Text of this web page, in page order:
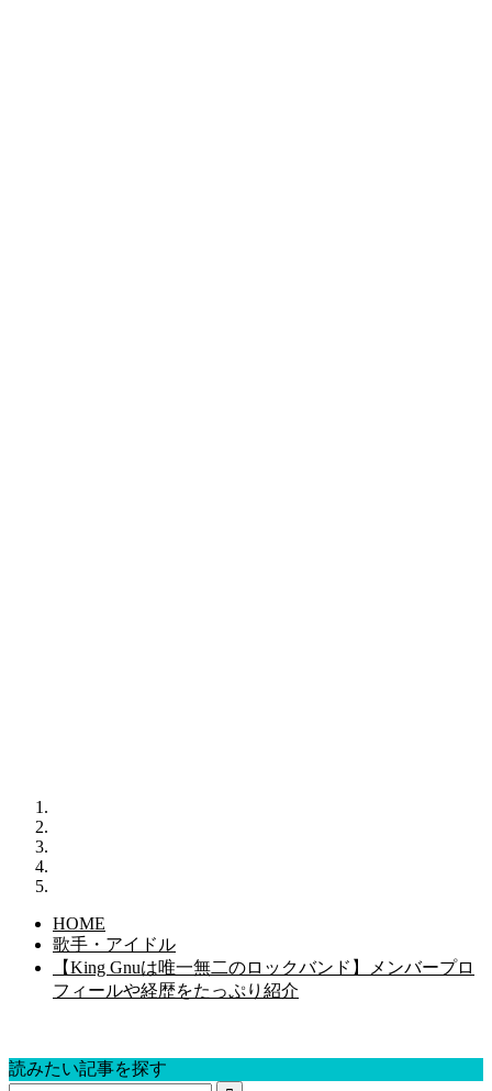
HOME
歌手・アイドル
【King Gnuは唯一無二のロックバンド】メンバープロ
フィールや経歴をたっぷり紹介
読みたい記事を探す